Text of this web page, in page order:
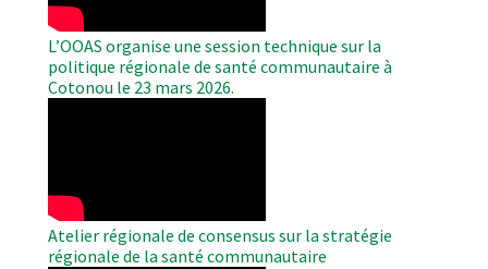
L’OOAS organise une session technique sur la
politique régionale de santé communautaire à
Cotonou le 23 mars 2026.
Atelier régionale de consensus sur la stratégie
régionale de la santé communautaire